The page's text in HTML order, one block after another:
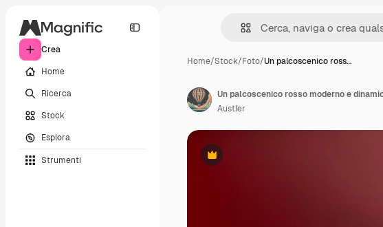
Crea
Home
Ricerca
Stock
Esplora
Strumenti
Home/Stock/Foto/Un palcoscenico ross…
Premium
Austler